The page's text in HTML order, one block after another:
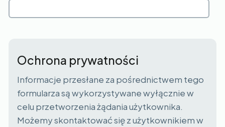
Ochrona prywatności
Informacje przesłane za pośrednictwem tego
formularza są wykorzystywane wyłącznie w
celu przetworzenia żądania użytkownika.
Możemy skontaktować się z użytkownikiem w